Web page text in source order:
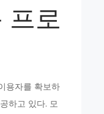
프로
용자를 확보하
하고 있다. 모